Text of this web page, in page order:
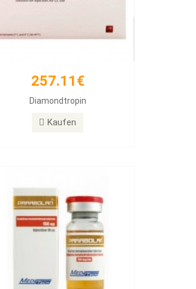
257.11€
Diamondtropin
Kaufen
171.12€
PARABOLAN Trenbolone